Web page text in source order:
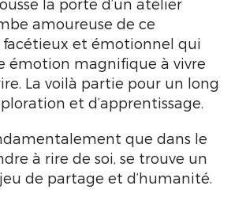
la porte d’un atelier
amoureuse de ce
facétieux et émotionnel qui
émotion magnifique à vivre
La voilà partie pour un long
et d’apprentissage.
que dans le
à rire de soi, se trouve un
de partage et d’humanité.